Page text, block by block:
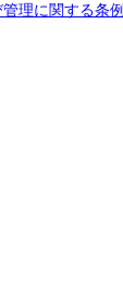
理に関する条例